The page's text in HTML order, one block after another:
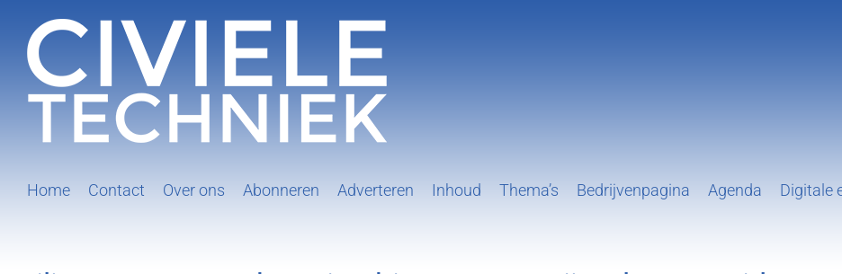
inhoud
Home Contact Over ons Abonneren Adverteren Inhoud Thema’s Bedrijvenpagina Agenda Digitale